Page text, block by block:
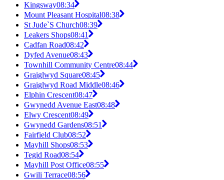
Kingsway08:34
Mount Pleasant Hospital08:38
St Jude`S Church08:39
Leakers Shops08:41
Cadfan Road08:42
Dyfed Avenue08:43
Townhill Community Centre08:44
Graiglwyd Square08:45
Graiglwyd Road Middle08:46
Elphin Crescent08:47
Gwynedd Avenue East08:48
Elwy Crescent08:49
Gwynedd Gardens08:51
Fairfield Club08:52
Mayhill Shops08:53
Tegid Road08:54
Mayhill Post Office08:55
Gwili Terrace08:56